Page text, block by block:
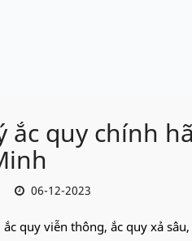
ắc quy chính
06-12-2023
ắc quy viễn thông, ắc quy xả